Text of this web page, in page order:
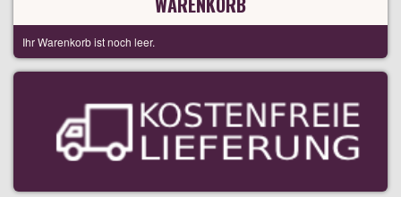
Ihr Warenkorb ist noch leer.